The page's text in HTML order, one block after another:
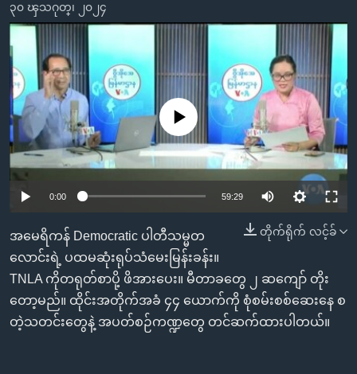
သို့
ကြည့်
ရန်
ပင်မ
အ
ညွန်း
စာမျက်နှာ
ကြည့်
ရန်
ရှာဖွေ
ရန်
နေရာ
အစ္စရေး-ပါလက်စတိုင်း
အင်္ဂလိပ်စာလေ့လာမယ်
အမေရိကန်သုံးအီဒီယံ
မကြေးမုံရဲ့ အင်္ဂလိပ်စာ
ရုပ်ရှင်ထဲက အင်္ဂလိပ်စာ
သုတပဒေသာ အင်္ဂလိပ်စာ
အပတ်စဉ်ကဏ္ဍများ
ရေဒီယို
တီဗွီ
ရေဒီယိုနှင့်ရုပ်သံ အချက်အလက်များ
ရေဒီယို/တီဗွီအစီအစဉ်
Learning English
ဗွီအိုအေ လူမှုကွန်ယက်များ
ဘာသာစကားများ
၃၀ ၾသဂုတ္၊ ၂၀၂၄
No media source currently available
0:00 59:29
တိုက်ရိုက် လင့်ခ်
အမေရိကန် Democratic ပါတီသမ္မတ
လောင်းရဲ့ ပထမဆုံးရုပ်သံမေးမြန်းခန်း။
TNLA ကိုတရုတ်စာပို့ ဖိအားပေး။ မီတာခတွေ ၂ ဆကျော် တိုး
တော့မည်။ ထိုင်းအတိုက်အခံ ၄၄ ယောက်ကို စုံစမ်းစစ်ဆေးနေ စ
တဲ့သတင်းတွေနဲ့ အပတ်စဉ်ကဏ္ဍတွေ တင်ဆက်ထားပါတယ်။